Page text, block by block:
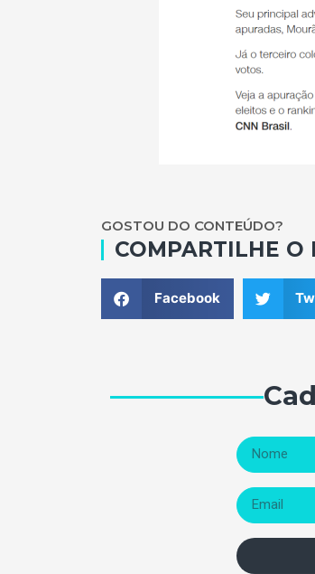
GOSTOU DO CONTEÚDO?
COMPARTILHE O
Facebook